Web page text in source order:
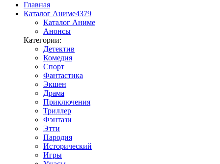
Главная
Каталог Аниме4379
Каталог Аниме
Анонсы
Категории:
Детектив
Комедия
Спорт
Фантастика
Экшен
Драма
Приключения
Триллер
Фэнтази
Этти
Пародия
Исторический
Игры